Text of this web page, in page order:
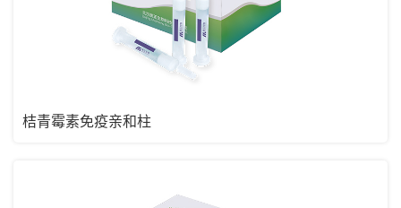
桔青霉素免疫亲和柱